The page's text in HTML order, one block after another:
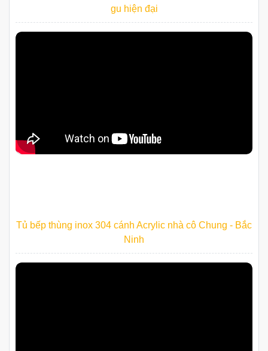
gu hiện đại
Tủ bếp thùng inox 304 cánh Acrylic nhà cô Chung - Bắc
Ninh